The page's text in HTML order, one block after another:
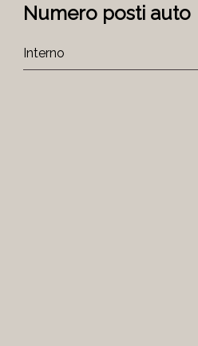
Numero posti auto
Interno